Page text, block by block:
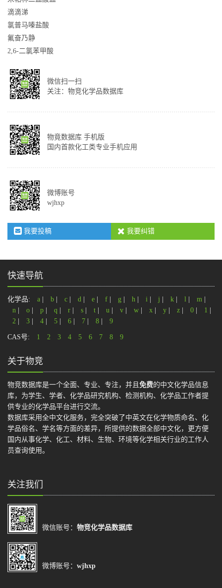
滴滴涕
氯普马嗪盐酸
氟奋乃静
2,6-二氯苯甲酸
微信扫一扫
关注：物竞化学品数据库
物竟数据库 手机版
国内首款化工类专业手机应用
微博账号
wjhxp
我要投稿 我要纠错
快速导航
化学品: a b c d e f g h i j k l m
n
o p q r s t u v w x y z 0 1
2
3 4 5 6 7 8 9
CAS号: 1 2 3 4 5 6 7 8 9
关于物竞
物竞数据库是一个全面、专业、专注，并且 免费的中文化学品信息
库，为学生、学者、化学品研究机构、检测机构、化学品工作者提
供专业的化学品平台进行交流。
数据库采用全中文化服务，完全突破了中英文在化学物质命名、化
学品俗名、学名等方面的差异，所提供的数据全部中文化，更方便
国内从事化学、化工、材料、生物、环境等化学相关行业的工作人
员查询使用。
关注我们
微信账号： 物竞化学品数据库
微博账号： wjhxp